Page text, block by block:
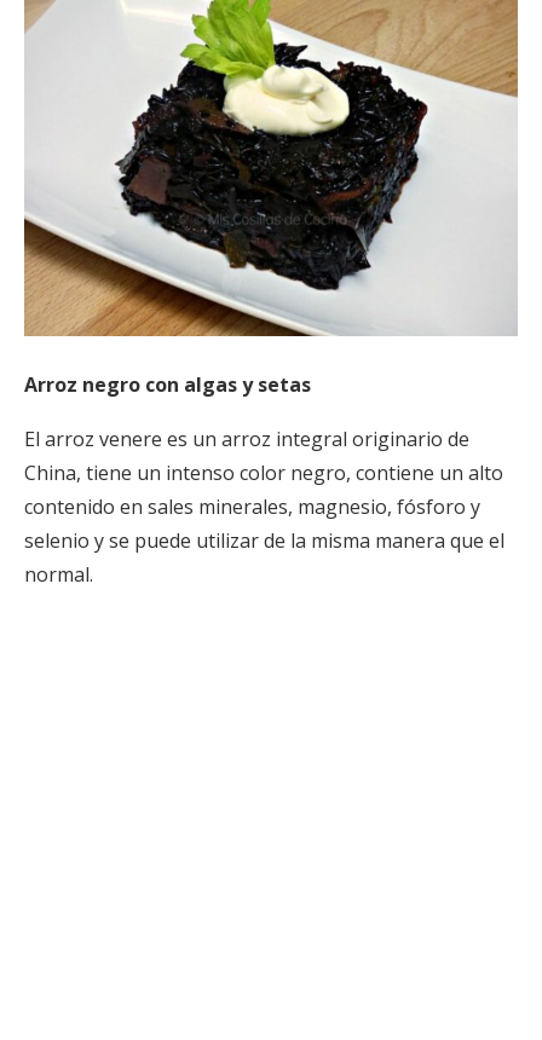
Arroz negro con algas y setas
El arroz venere es un arroz integral originario de
China, tiene un intenso color negro, contiene un alto
contenido en sales minerales, magnesio, fósforo y
selenio y se puede utilizar de la misma manera que el
normal.